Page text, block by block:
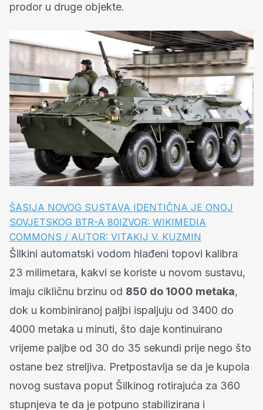
prodor u druge objekte.
ŠASIJA NOVOG SUSTAVA IDENTIČNA JE ONOJ
SOVJETSKOG BTR-A 80IZVOR: WIKIMEDIA
COMMONS / AUTOR: VITAKIJ V. KUZMIN
Šilkini automatski vodom hlađeni topovi kalibra
23 milimetara, kakvi se koriste u novom sustavu,
imaju cikličnu brzinu od 850 do 1000 metaka,
dok u kombiniranoj paljbi ispaljuju od 3400 do
4000 metaka u minuti, što daje kontinuirano
vrijeme paljbe od 30 do 35 sekundi prije nego što
ostane bez streljiva. Pretpostavlja se da je kupola
novog sustava poput Šilkinog rotirajuća za 360
stupnjeva te da je potpuno stabilizirana i